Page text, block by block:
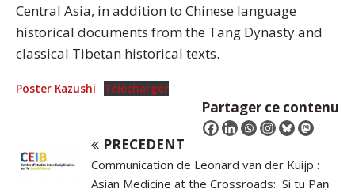
Central Asia, in addition to Chinese language
historical documents from the Tang Dynasty and
classical Tibetan historical texts.
Poster Kazushi Télécharger
Partager ce contenu
PRÉCÉDENT
Communication de Leonard van der Kuijp :
Asian Medicine at the Crossroads: Si tu Paṇ